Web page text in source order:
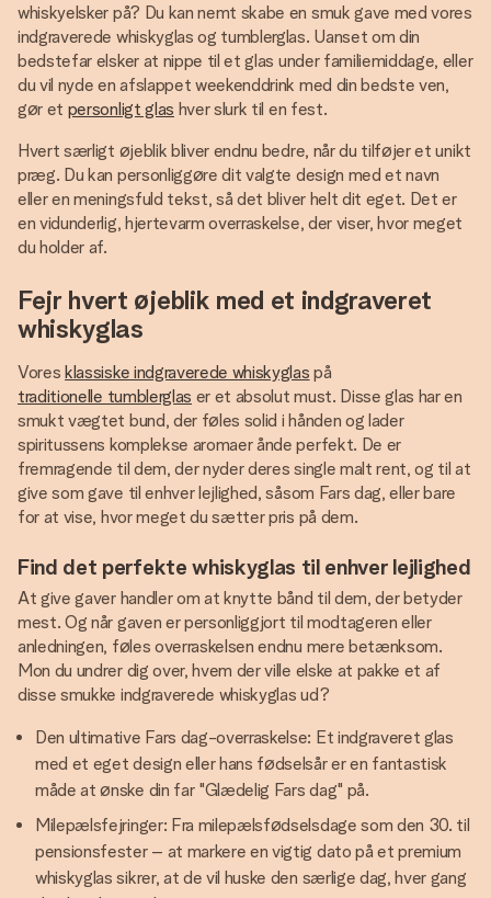
whiskyelsker på? Du kan nemt skabe en smuk gave med vores
indgraverede whiskyglas og tumblerglas. Uanset om din
bedstefar elsker at nippe til et glas under familiemiddage, eller
du vil nyde en afslappet weekenddrink med din bedste ven,
gør et personligt glas hver slurk til en fest.
Hvert særligt øjeblik bliver endnu bedre, når du tilføjer et unikt
præg. Du kan personliggøre dit valgte design med et navn
eller en meningsfuld tekst, så det bliver helt dit eget. Det er
en vidunderlig, hjertevarm overraskelse, der viser, hvor meget
du holder af.
Fejr hvert øjeblik med et indgraveret
whiskyglas
Voresklassiske indgraverede whiskyglas på
traditionelle tumblerglas er et absolut must. Disse glas har en
smukt vægtet bund, der føles solid i hånden og lader
spiritussens komplekse aromaer ånde perfekt. De er
fremragende til dem, der nyder deres single malt rent, og til at
give som gave til enhver lejlighed, såsom Fars dag, eller bare
for at vise, hvor meget du sætter pris på dem.
Find det perfekte whiskyglas til enhver lejlighed
At give gaver handler om at knytte bånd til dem, der betyder
mest. Og når gaven er personliggjort til modtageren eller
anledningen, føles overraskelsen endnu mere betænksom.
Mon du undrer dig over, hvem der ville elske at pakke et af
disse smukke indgraverede whiskyglas ud?
Den ultimative Fars dag-overraskelse: Et indgraveret glas
med et eget design eller hans fødselsår er en fantastisk
måde at ønske din far "Glædelig Fars dag" på.
Milepælsfejringer: Fra milepælsfødselsdage som den 30. til
pensionsfester – at markere en vigtig dato på et premium
whiskyglas sikrer, at de vil huske den særlige dag, hver gang